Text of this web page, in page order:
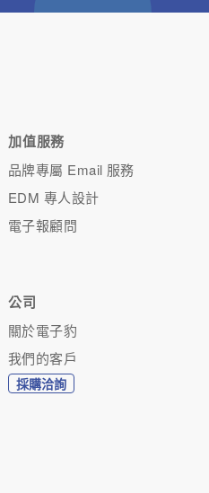
加值服務
品牌專屬 Email 服務
EDM 專人設計
電子報顧問
公司
關於電子豹
我們的客戶
採購洽詢